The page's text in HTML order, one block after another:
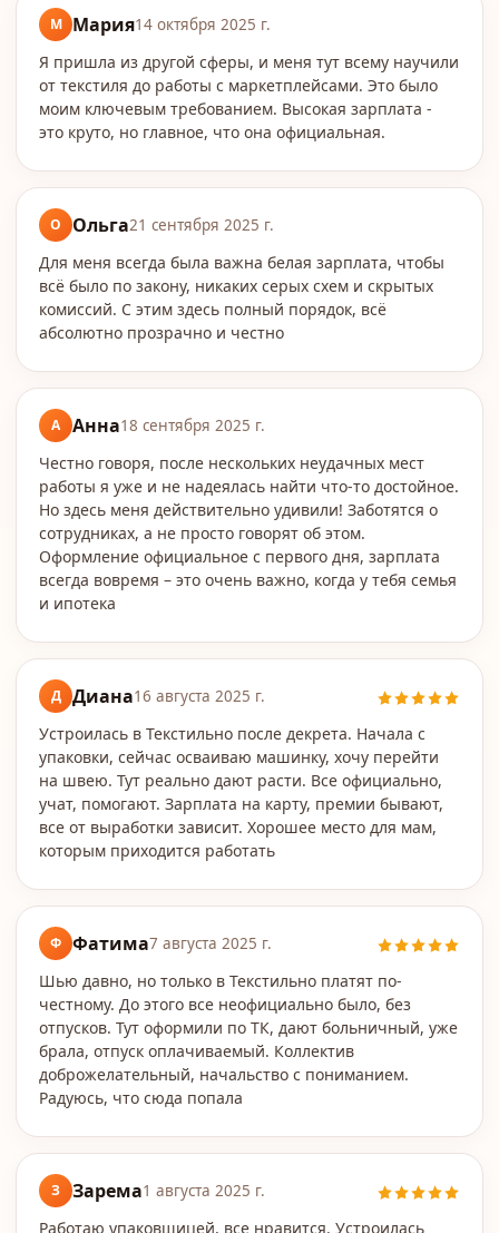
М Мария14 октября 2025 г.
Я пришла из другой сферы, и меня тут всему научили
от текстиля до работы с маркетплейсами. Это было
моим ключевым требованием. Высокая зарплата -
это круто, но главное, что она официальная.
О Ольга21 сентября 2025 г.
Для меня всегда была важна белая зарплата, чтобы
всё было по закону, никаких серых схем и скрытых
комиссий. С этим здесь полный порядок, всё
абсолютно прозрачно и честно
А Анна18 сентября 2025 г.
Честно говоря, после нескольких неудачных мест
работы я уже и не надеялась найти что-то достойное.
Но здесь меня действительно удивили! Заботятся о
сотрудниках, а не просто говорят об этом.
Оформление официальное с первого дня, зарплата
всегда вовремя – это очень важно, когда у тебя семья
и ипотека
Д Диана16 августа 2025 г.
Устроилась в Текстильно после декрета. Начала с
упаковки, сейчас осваиваю машинку, хочу перейти
на швею. Тут реально дают расти. Все официально,
учат, помогают. Зарплата на карту, премии бывают,
все от выработки зависит. Хорошее место для мам,
которым приходится работать
Ф Фатима7 августа 2025 г.
Шью давно, но только в Текстильно платят по-
честному. До этого все неофициально было, без
отпусков. Тут оформили по ТК, дают больничный, уже
брала, отпуск оплачиваемый. Коллектив
доброжелательный, начальство с пониманием.
Радуюсь, что сюда попала
З Зарема1 августа 2025 г.
Работаю упаковщицей, все нравится. Устроилась